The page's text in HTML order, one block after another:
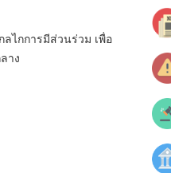
ลไกการมีส่วนร่วม เพื่อ
าง